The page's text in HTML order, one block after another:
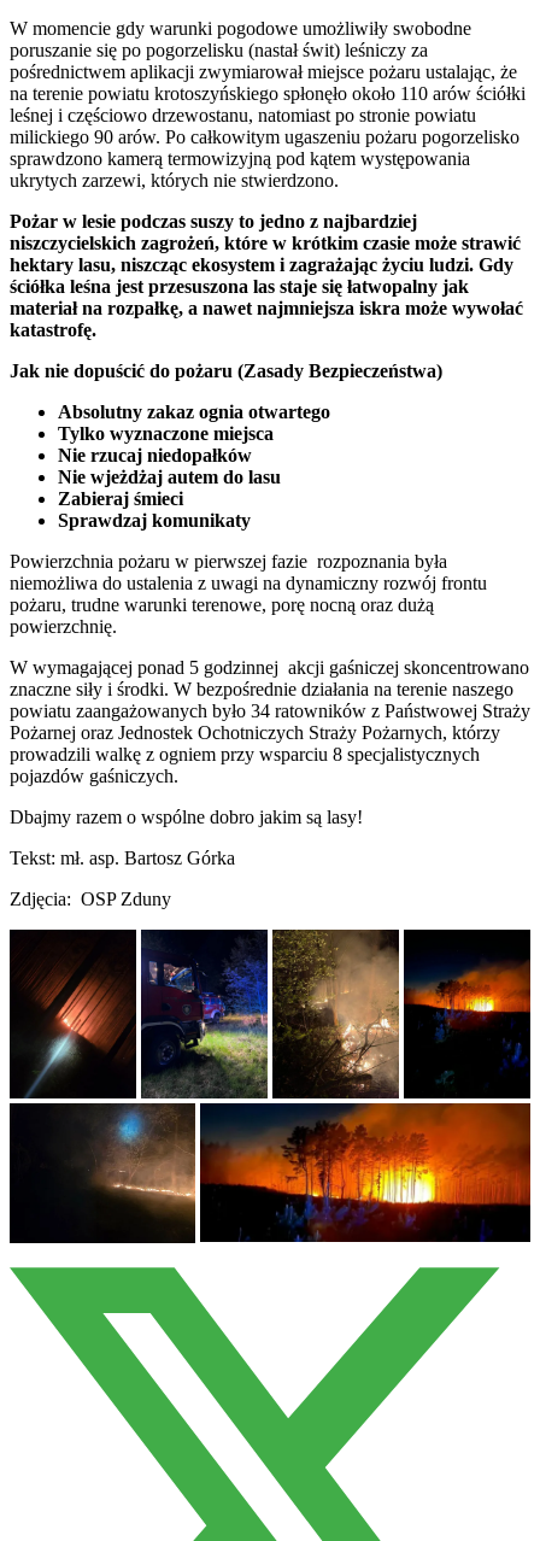
W momencie gdy warunki pogodowe umożliwiły swobodne
poruszanie się po pogorzelisku (nastał świt) leśniczy za
pośrednictwem aplikacji zwymiarował miejsce pożaru ustalając, że
na terenie powiatu krotoszyńskiego spłonęło około 110 arów ściółki
leśnej i częściowo drzewostanu, natomiast po stronie powiatu
milickiego 90 arów. Po całkowitym ugaszeniu pożaru pogorzelisko
sprawdzono kamerą termowizyjną pod kątem występowania
ukrytych zarzewi, których nie stwierdzono.
Pożar w lesie podczas suszy to jedno z najbardziej
niszczycielskich zagrożeń, które w krótkim czasie może strawić
hektary lasu, niszcząc ekosystem i zagrażając życiu ludzi. Gdy
ściółka leśna jest przesuszona las staje się łatwopalny jak
materiał na rozpałkę, a nawet najmniejsza iskra może wywołać
katastrofę.
Jak nie dopuścić do pożaru (Zasady Bezpieczeństwa)
Absolutny zakaz ognia otwartego
Tylko wyznaczone miejsca
Nie rzucaj niedopałków
Nie wjeżdżaj autem do lasu
Zabieraj śmieci
Sprawdzaj komunikaty
Powierzchnia pożaru w pierwszej fazie rozpoznania była
niemożliwa do ustalenia z uwagi na dynamiczny rozwój frontu
pożaru, trudne warunki terenowe, porę nocną oraz dużą
powierzchnię.
W wymagającej ponad 5 godzinnej akcji gaśniczej skoncentrowano
znaczne siły i środki. W bezpośrednie działania na terenie naszego
powiatu zaangażowanych było 34 ratowników z Państwowej Straży
Pożarnej oraz Jednostek Ochotniczych Straży Pożarnych, którzy
prowadzili walkę z ogniem przy wsparciu 8 specjalistycznych
pojazdów gaśniczych.
Dbajmy razem o wspólne dobro jakim są lasy!
Tekst: mł. asp. Bartosz Górka
Zdjęcia: OSP Zduny